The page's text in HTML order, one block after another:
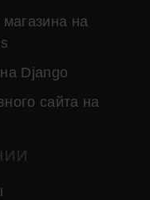
магазина на
Django
сайта на